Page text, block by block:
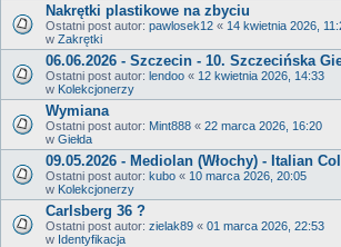
Nakrętki plastikowe na zbyciu
Ostatni post autor: pawlosek12 « 14 kwietnia 2026,
w Zakrętki
06.06.2026 - Szczecin - 10. Szczecińska
Ostatni post autor: lendoo « 12 kwietnia 2026, 14:33
w Kolekcjonerzy
Wymiana
Ostatni post autor: Mint888 « 22 marca 2026, 16:20
w Giełda
09.05.2026 - Mediolan (Włochy) - Italian
Ostatni post autor: kubo « 10 marca 2026, 20:05
w Kolekcjonerzy
Carlsberg 36 ?
Ostatni post autor: zielak89 « 01 marca 2026, 22:53
w Identyfikacja